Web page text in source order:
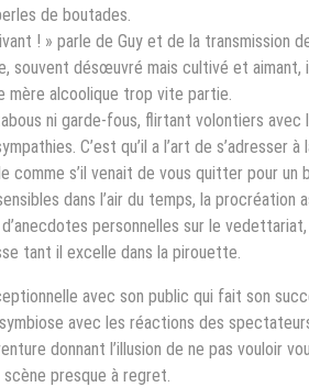
de boutades.
! » parle de Guy et de la transmission
souvent désœuvré mais cultivé et aimant,
mère alcoolique trop vite partie.
ni garde-fous, flirtant volontiers avec
C’est qu’il a l’art de s’adresser
s’il venait de vous quitter pour un
dans l’air du temps, la procréation
personnelles sur le
tant il excelle dans la pirouette.
avec son public qui fait son
avec les réactions des
donnant l’illusion de ne pas vouloir
presque à regret.